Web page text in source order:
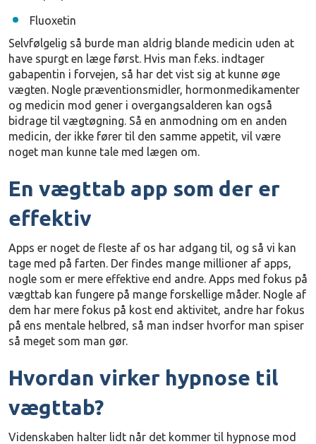
Fluoxetin
Selvfølgelig så burde man aldrig blande medicin uden at
have spurgt en læge først. Hvis man f.eks. indtager
gabapentin i forvejen, så har det vist sig at kunne øge
vægten. Nogle præventionsmidler, hormonmedikamenter
og medicin mod gener i overgangsalderen kan også
bidrage til vægtøgning. Så en anmodning om en anden
medicin, der ikke fører til den samme appetit, vil være
noget man kunne tale med lægen om.
En vægttab app som der er
effektiv
Apps er noget de fleste af os har adgang til, og så vi kan
tage med på farten. Der findes mange millioner af apps,
nogle som er mere effektive end andre. Apps med fokus på
vægttab kan fungere på mange forskellige måder. Nogle af
dem har mere fokus på kost end aktivitet, andre har fokus
på ens mentale helbred, så man indser hvorfor man spiser
så meget som man gør.
Hvordan virker hypnose til
vægttab?
Videnskaben halter lidt når det kommer til hypnose mod